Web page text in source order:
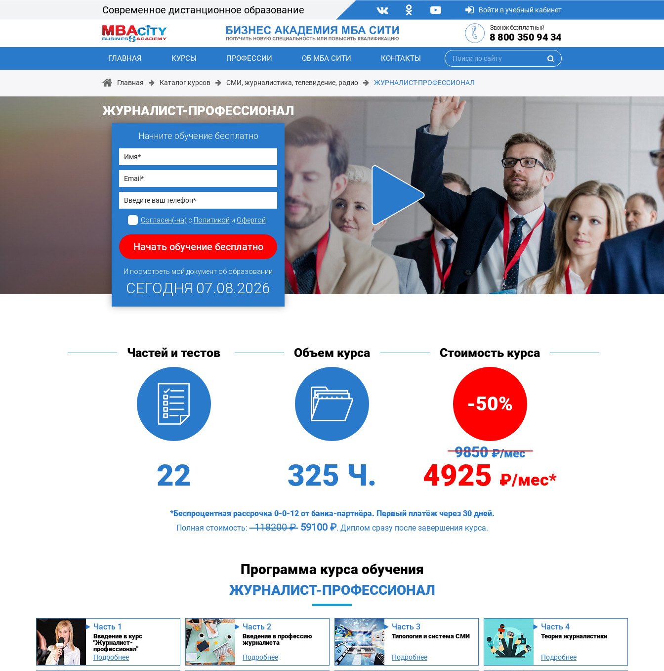
Современное дистанционное образование Войти в учебный кабинет
Звонок бесплатный
8 800 350 94 34
ГЛАВНАЯ КУРСЫ ПРОФЕССИИ ОБ МБА СИТИ КОНТАКТЫ
Главная Каталог курсов СМИ, журналистика, телевидение, радио ЖУРНАЛИСТ-ПРОФЕССИОНАЛ
ЖУРНАЛИСТ-ПРОФЕССИОНАЛ
Начните обучение бесплатно
Согласен(-на) с Политикой и Офертой
Начать обучение бесплатно
И посмотреть мой документ об образовании
СЕГОДНЯ 07.08.2026
Частей и тестов
22
Объем курса
325 Ч.
Стоимость курса
-50%
9850₽/мес
4925 ₽/мес*
*Беспроцентная рассрочка 0-0-12 от банка-партнёра. Первый платёж через 30 дней.
Полная стоимость:118200 ₽ 59100 ₽. Диплом сразу после завершения курса.
Программа курса обучения
ЖУРНАЛИСТ-ПРОФЕССИОНАЛ
Часть 1
Введение в курс
"Журналист-
профессионал"
Подробнее
Часть 2
Введение в профессию
журналиста
Подробнее
Часть 3
Типология и система СМИ
Подробнее
Часть 4
Теория журналистики
Подробнее